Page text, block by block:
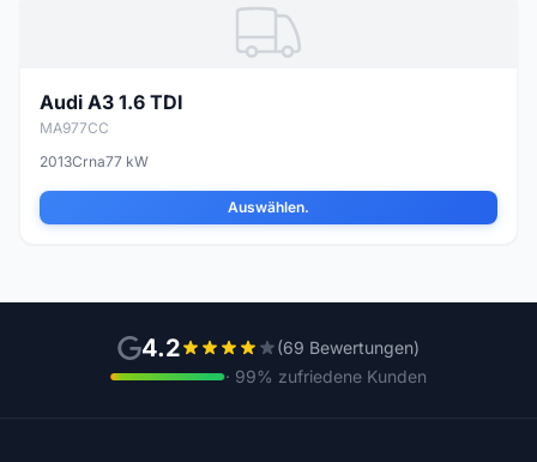
Audi A3 1.6 TDI
MA977CC
2013Crna77 kW
Auswählen.
4.2
(69 Bewertungen)
· 99% zufriedene Kunden